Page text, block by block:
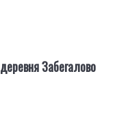
деревня Забегалово